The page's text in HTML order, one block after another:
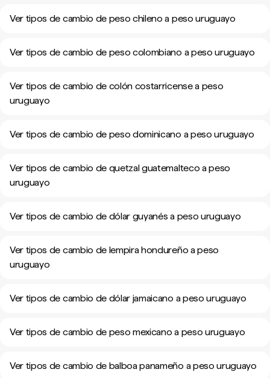
Ver tipos de cambio de peso chileno a peso uruguayo
Ver tipos de cambio de peso colombiano a peso uruguayo
Ver tipos de cambio de colón costarricense a peso
uruguayo
Ver tipos de cambio de peso dominicano a peso uruguayo
Ver tipos de cambio de quetzal guatemalteco a peso
uruguayo
Ver tipos de cambio de dólar guyanés a peso uruguayo
Ver tipos de cambio de lempira hondureño a peso
uruguayo
Ver tipos de cambio de dólar jamaicano a peso uruguayo
Ver tipos de cambio de peso mexicano a peso uruguayo
Ver tipos de cambio de balboa panameño a peso uruguayo